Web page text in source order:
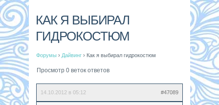
КАК Я ВЫБИРАЛ
ГИДРОКОСТЮМ
Форумы › Дайвинг › Как я выбирал гидрокостюм
Просмотр 0 веток ответов
14.10.2012 в 05:12 #47089